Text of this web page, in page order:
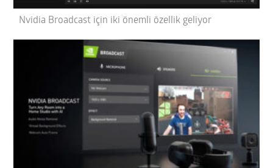
Nvidia Broadcast için iki önemli özellik geliyor